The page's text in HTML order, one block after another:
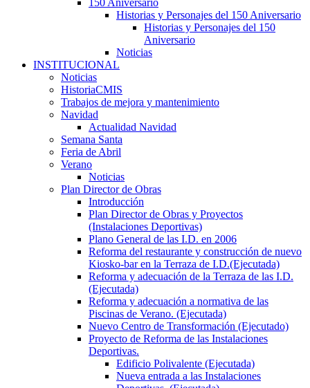
Historias y Personajes del 150 Aniversario
Historias y Personajes del 150
Aniversario
Noticias
INSTITUCIONAL
Noticias
HistoriaCMIS
Trabajos de mejora y mantenimiento
Navidad
Actualidad Navidad
Semana Santa
Feria de Abril
Verano
Noticias
Plan Director de Obras
Introducción
Plan Director de Obras y Proyectos
(Instalaciones Deportivas)
Plano General de las I.D. en 2006
Reforma del restaurante y construcción de nuevo
Kiosko-bar en la Terraza de I.D.(Ejecutada)
Reforma y adecuación de la Terraza de las I.D.
(Ejecutada)
Reforma y adecuación a normativa de las
Piscinas de Verano. (Ejecutada)
Nuevo Centro de Transformación (Ejecutado)
Proyecto de Reforma de las Instalaciones
Deportivas.
Edificio Polivalente (Ejecutada)
Nueva entrada a las Instalaciones